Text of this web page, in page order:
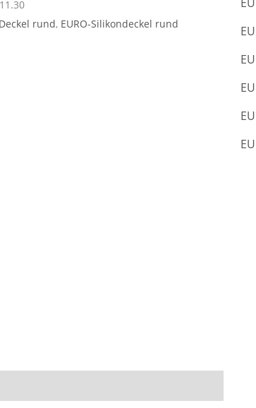
rund, EURO-Silikondeckel rund
r
h